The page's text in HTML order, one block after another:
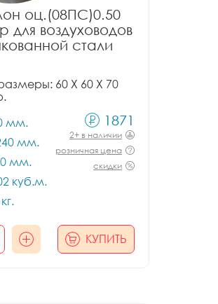
оц.(08ПС)0.50
для воздуховодов
стали
60 X 60 X 70
мм.
мм.
мм.
куб.м.
1871
2+ в наличии
розничная цена
скидки
КУПИТЬ